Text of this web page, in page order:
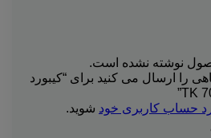
نوشته نشده است.
را ارسال می کنید برای “کیبورد
حساب کاربری خود شوید.